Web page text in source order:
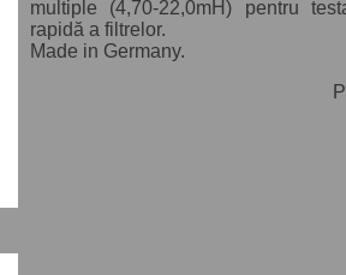
multiple (4,70-22,0mH) pentru
rapidă a filtrelor.
Made in Germany.